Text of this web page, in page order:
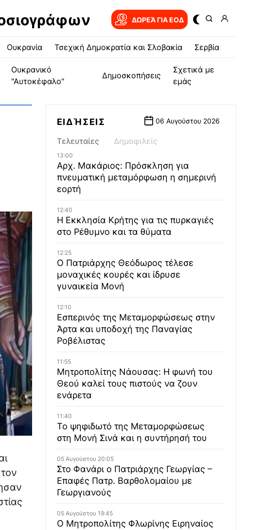
ΔΩΡΕΆ ΓΙΑ EOΔ
Ουκρανία Τσεχική Δημοκρατία και Σλοβακία Σερβία
Ουκρανικό
"Αυτοκέφαλο"
Δημοσκοπήσεις
Σχετικά με
εμάς
ΕΙΔΉΣΕΙΣ 06 Αυγούστου 2026
Τελευταίες Δημοφιλείς
13:00
Αρχ. Μακάριος: Πρόσκληση για
πνευματική μεταμόρφωση η σημερινή
εορτή
12:40
Η Εκκλησία Κρήτης για τις πυρκαγιές
στο Ρέθυμνο και τα θύματα
12:25
Ο Πατριάρχης Θεόδωρος τέλεσε
μοναχικές κουρές και ίδρυσε
γυναικεία Μονή
12:10
Εσπερινός της Μεταμορφώσεως στην
Άρτα και υποδοχή της Παναγίας
Ροβέλιστας
11:55
Μητροπολίτης Νάουσας: Η φωνή του
Θεού καλεί τους πιστούς να ζουν
ενάρετα
11:40
Το ψηφιδωτό της Μεταμορφώσεως
στη Μονή Σινά και η συντήρησή του
05 Αυγούστου 20:05
Στο Φανάρι ο Πατριάρχης Γεωργίας –
Επαφές Πατρ. Βαρθολομαίου με
Γεωργιανούς
05 Αυγούστου 19:45
Ο Μητροπολίτης Φλωρίνης Ειρηναίος